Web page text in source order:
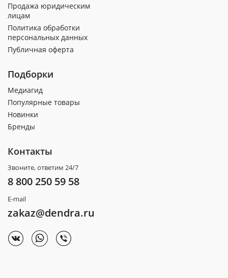
Продажа юридическим
лицам
Политика обработки
персональных данных
Публичная оферта
Подборки
Медиагид
Популярные товары
Новинки
Бренды
Контакты
Звоните, ответим 24/7
8 800 250 59 58
E-mail
zakaz@dendra.ru